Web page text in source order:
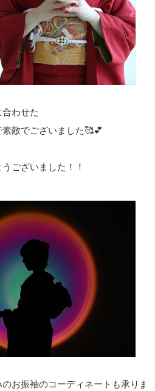
わせた
敵でございました🥰💕
ございました！！
お振袖のコーディネートも承りま